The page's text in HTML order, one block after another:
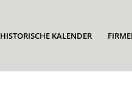
HISTORISCHE KALENDER